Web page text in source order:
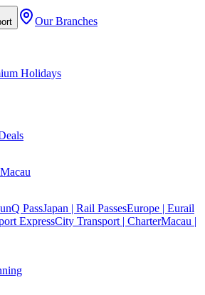
Our Branches
Holidays
Macau
PassJapan | Rail PassesEurope | Eurail
ExpressCity Transport | CharterMacau |